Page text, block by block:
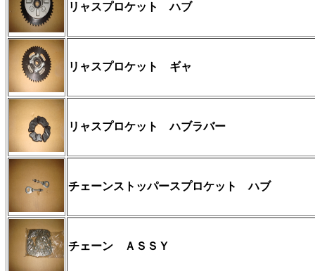
リャスプロケット ハブ
リャスプロケット ギャ
リャスプロケット ハブラバー
チェーンストッパースプロケット ハブ
チェーン ＡＳＳＹ